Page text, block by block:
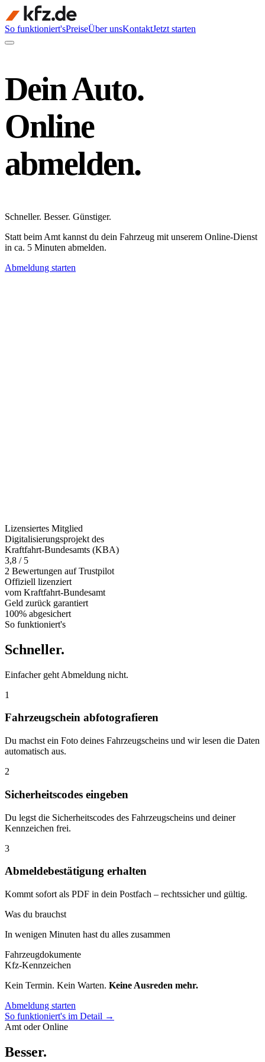
So funktioniert'sPreiseÜber unsKontaktJetzt starten
Dein Auto.
Online
abmelden.
Schneller. Besser. Günstiger.
Statt beim Amt kannst du dein Fahrzeug mit unserem Online-Dienst
in ca. 5 Minuten abmelden.
Abmeldung starten
Lizensiertes Mitglied
Digitalisierungsprojekt des
Kraftfahrt-Bundesamts (KBA)
3,8 / 5
2 Bewertungen auf Trustpilot
Offiziell lizenziert
vom Kraftfahrt-Bundesamt
Geld zurück garantiert
100% abgesichert
So funktioniert's
Schneller.
Einfacher geht Abmeldung nicht.
1
Fahrzeugschein abfotografieren
Du machst ein Foto deines Fahrzeugscheins und wir lesen die Daten
automatisch aus.
2
Sicherheitscodes eingeben
Du legst die Sicherheitscodes des Fahrzeugscheins und deiner
Kennzeichen frei.
3
Abmeldebestätigung erhalten
Kommt sofort als PDF in dein Postfach – rechtssicher und gültig.
Was du brauchst
In wenigen Minuten hast du alles zusammen
Fahrzeugdokumente
Kfz-Kennzeichen
Kein Termin. Kein Warten. Keine Ausreden mehr.
Abmeldung starten
So funktioniert's im Detail →
Amt oder Online
Besser.